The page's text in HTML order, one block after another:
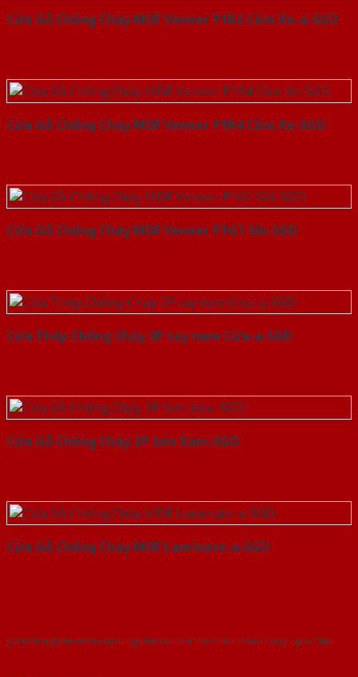
Cửa Gỗ Chống Cháy MDF Veneer P1R2 Căm Xe-a-SGD
Cửa Gỗ Chống Cháy MDF Veneer P1R4 Căm Xe-SGD
Cửa Gỗ Chống Cháy MDF Veneer P1G1 Sồi-SGD
Cửa Thép Chống Cháy 2P tay nam Cửa-a-SGD
Cửa Gỗ Chống Cháy 2P Sơn Xám-SGD
Cửa Gỗ Chống Cháy MDF Laminate-a-SGD
Với kinh nghiệm nhiêu năm nghiên cứu cửa theo tiêu chuẩn công nghệ Châu